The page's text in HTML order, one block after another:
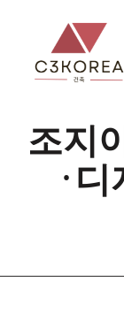
조지
·